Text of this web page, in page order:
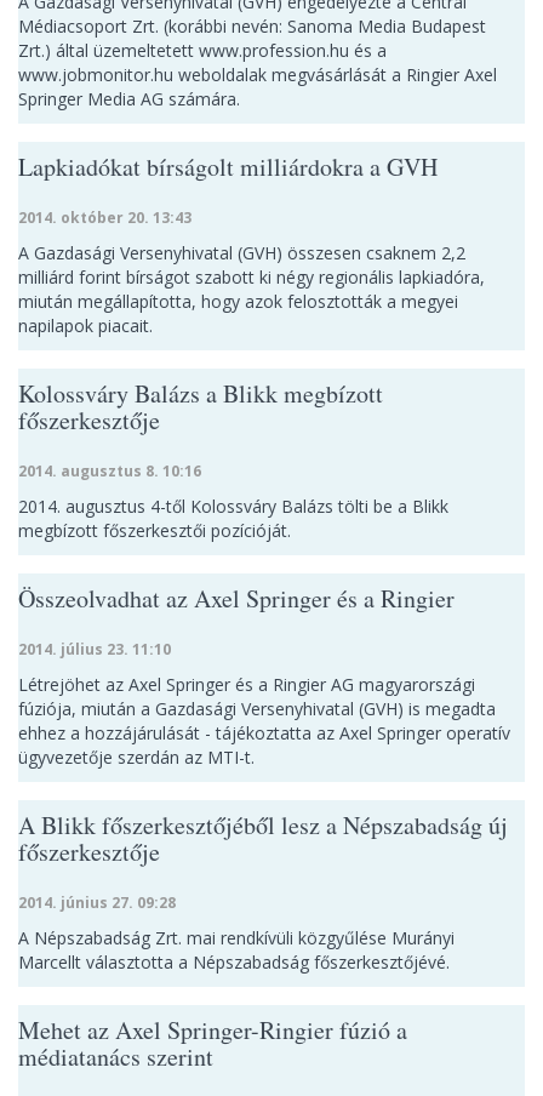
Médiacsoport Zrt. (korábbi nevén: Sanoma Media Budapest
Zrt.) által üzemeltetett www.profession.hu és a
www.jobmonitor.hu weboldalak megvásárlását a Ringier Axel
Springer Media AG számára.
Lapkiadókat bírságolt milliárdokra a GVH
2014. október 20. 13:43
A Gazdasági Versenyhivatal (GVH) összesen csaknem 2,2
milliárd forint bírságot szabott ki négy regionális lapkiadóra,
miután megállapította, hogy azok felosztották a megyei
napilapok piacait.
Kolossváry Balázs a Blikk megbízott
főszerkesztője
2014. augusztus 8. 10:16
2014. augusztus 4-től Kolossváry Balázs tölti be a Blikk
megbízott főszerkesztői pozícióját.
Összeolvadhat az Axel Springer és a Ringier
2014. július 23. 11:10
Létrejöhet az Axel Springer és a Ringier AG magyarországi
fúziója, miután a Gazdasági Versenyhivatal (GVH) is megadta
ehhez a hozzájárulását - tájékoztatta az Axel Springer operatív
ügyvezetője szerdán az MTI-t.
A Blikk főszerkesztőjéből lesz a Népszabadság új
főszerkesztője
2014. június 27. 09:28
A Népszabadság Zrt. mai rendkívüli közgyűlése Murányi
Marcellt választotta a Népszabadság főszerkesztőjévé.
Mehet az Axel Springer-Ringier fúzió a
médiatanács szerint